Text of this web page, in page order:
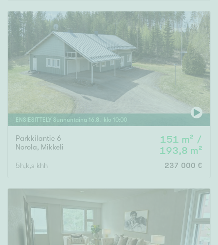
Rakennusvuosi
Uudiskohteet
Vain uudiskohteet Ei uudiskohteita
Arvokohteet
Vain arvokohteet Ei arvokohteita
Kunto
Hyvä
Tyydyttävä
Välttävä
ENSIESITTELY Sunnuntaina 16.8. klo 10:00
Parkkilantie 6
Norola, Mikkeli
151 m² /
193,8 m²
5h,k,s khh 237 000 €